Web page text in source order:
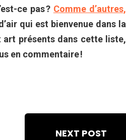
ce pas ? Comme d’autres,
qui est bienvenue dans la
présents dans cette liste,
en commentaire !
NEXT POST